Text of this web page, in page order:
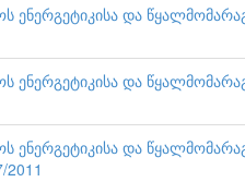
ენერგეტიკისა და
ენერგეტიკისა და
ენერგეტიკისა და
2011